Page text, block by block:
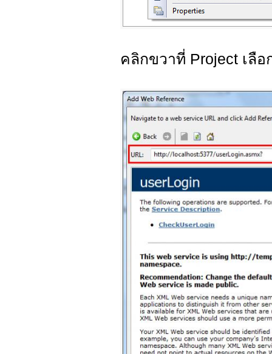
คลิกขวาที่ Project เลื